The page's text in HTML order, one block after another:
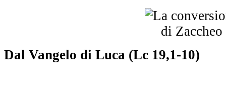
Dal Vangelo di Luca (Lc 19,1-10)